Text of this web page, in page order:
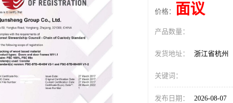
价格： 面议
产品数量：
发货地址： 浙江省杭州
关键词：
发布日期： 2026-08-07